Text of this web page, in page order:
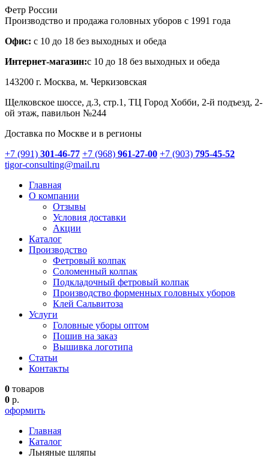
Фетр России
Производство и продажа головных уборов с 1991 года
Офис: с 10 до 18 без выходных и обеда
Интернет-магазин:с 10 до 18 без выходных и обеда
143200 г. Москва, м. Черкизовская
Щелковское шоссе, д.3, стр.1 , ТЦ Город Хобби, 2-й подъезд, 2-
ой этаж, павильон №244
Доставка по Москве и в регионы
+7 (991) 301-46-77 +7 (968) 961-27-00 +7 (903) 795-45-52
tigor-consulting@mail.ru
Главная
О компании
Отзывы
Условия доставки
Акции
Каталог
Производство
Фетровый колпак
Соломенный колпак
Подкладочный фетровый колпак
Производство форменных головных уборов
Клей Сальвитоза
Услуги
Головные уборы оптом
Пошив на заказ
Вышивка логотипа
Статьи
Контакты
0 товаров
0 р.
оформить
Главная
Каталог
Льняные шляпы